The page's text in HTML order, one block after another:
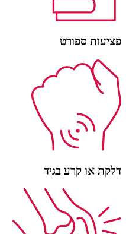
פציעות ספורט
דלקת או קרע בגיד